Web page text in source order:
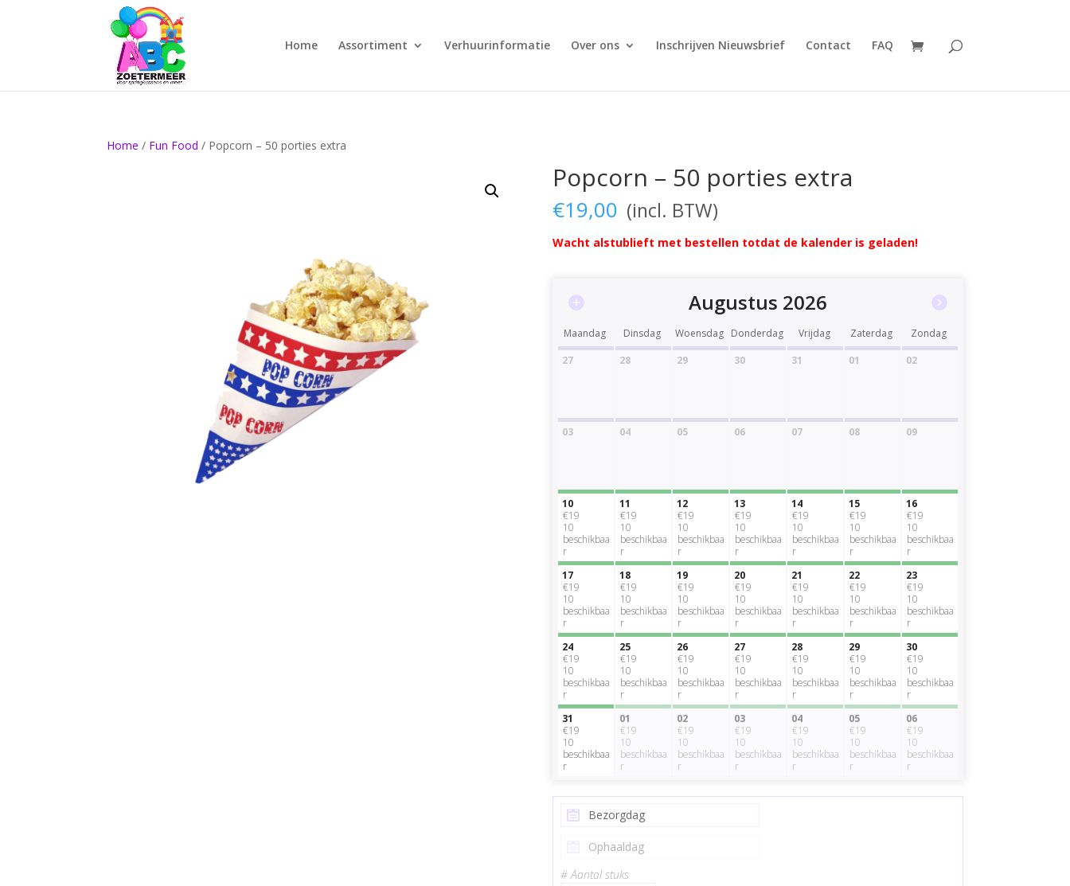
Home Assortiment Verhuurinformatie Over ons Inschrijven Nieuwsbrief Contact FAQ
Home / Fun Food / Popcorn – 50 porties extra
Popcorn – 50 porties extra
€19,00
Wacht alstublieft met bestellen totdat de kalender is geladen!
Augustus 2026
Maandag Dinsdag Woensdag Donderdag Vrijdag Zaterdag
Zondag
27
28 29 30 31 01 02
03 04 05 06 07 08 09
10
€19
10
beschikbaa
r
11
€19
10
beschikbaa
r
12
€19
10
beschikbaa
r
13
€19
10
beschikbaa
r
14
€19
10
beschikbaa
r
15
€19
10
beschikbaa
r
16
€19
10
beschikbaa
r
17
€19
10
beschikbaa
r
18
€19
10
beschikbaa
r
19
€19
10
beschikbaa
r
20
€19
10
beschikbaa
r
21
€19
10
beschikbaa
r
22
€19
10
beschikbaa
r
23
€19
10
beschikbaa
r
24
€19
10
beschikbaa
r
25
€19
10
beschikbaa
r
26
€19
10
beschikbaa
r
27
€19
10
beschikbaa
r
28
€19
10
beschikbaa
r
29
€19
10
beschikbaa
r
30
€19
10
beschikbaa
r
31
€19
10
beschikbaa
r
01
€19
10
beschikbaa
r
02
€19
10
beschikbaa
r
03
€19
10
beschikbaa
r
04
€19
10
beschikbaa
r
05
€19
10
beschikbaa
r
06
€19
10
beschikbaa
r
# Aantal stuks